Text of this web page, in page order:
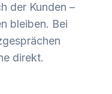
der Kunden –
bleiben. Bei
direkt.